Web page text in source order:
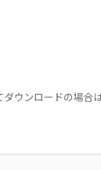
ウンロードの場合